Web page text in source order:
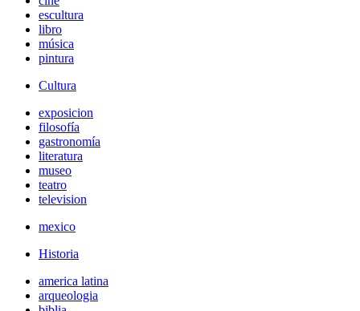
escultura
libro
música
pintura
Cultura
exposicion
filosofía
gastronomía
literatura
museo
teatro
television
mexico
Historia
america latina
arqueologia